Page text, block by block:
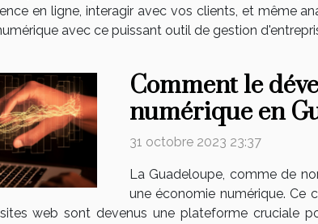
en ligne, interagir avec vos clients, et même
avec ce puissant outil de gestion
Comment le
numérique en
31 octobre 2023 23:37
La Guadeloupe, comme de
une économie numérique. Ce
web sont devenus une plateforme cruciale